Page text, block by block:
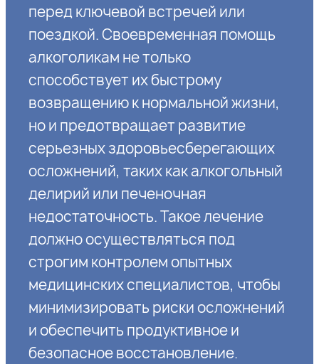
перед ключевой встречей или
поездкой. Своевременная помощь
алкоголикам не только
способствует их быстрому
возвращению к нормальной жизни,
но и предотвращает развитие
серьезных здоровьесберегающих
осложнений, таких как алкогольный
делирий или печеночная
недостаточность. Такое лечение
должно осуществляться под
строгим контролем опытных
медицинских специалистов, чтобы
минимизировать риски осложнений
и обеспечить продуктивное и
безопасное восстановление.